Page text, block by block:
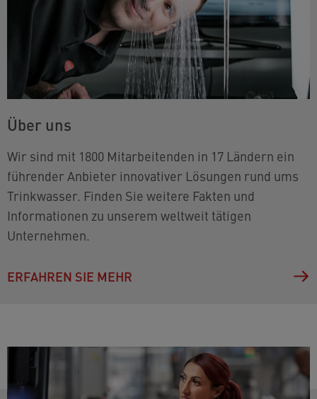
Über uns
Wir sind mit 1800 Mitarbeitenden in 17 Ländern ein
führender Anbieter innovativer Lösungen rund ums
Trinkwasser. Finden Sie weitere Fakten und
Informationen zu unserem weltweit tätigen
Unternehmen.
ERFAHREN SIE MEHR